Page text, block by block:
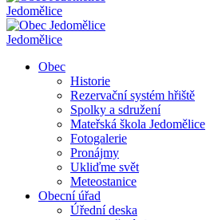
Jedomělice
Jedomělice
Obec
Historie
Rezervační systém hřiště
Spolky a sdružení
Mateřská škola Jedomělice
Fotogalerie
Pronájmy
Ukliďme svět
Meteostanice
Obecní úřad
Úřední deska